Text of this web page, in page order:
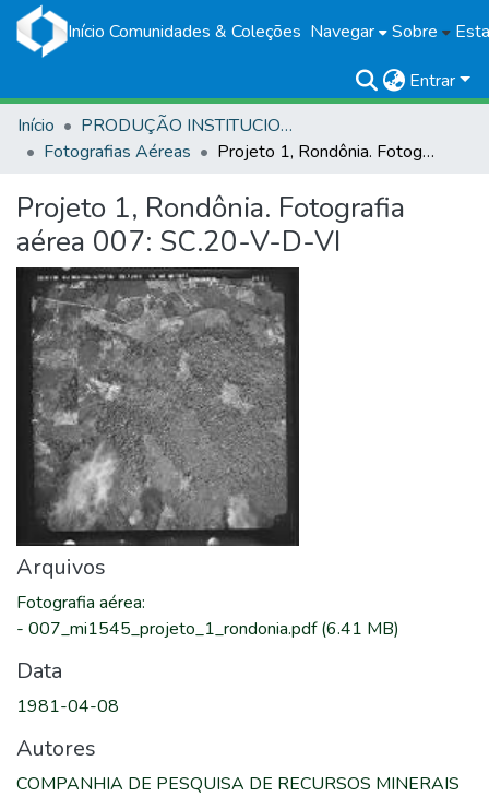
Início Comunidades & Coleções Navegar Sobre
Entrar
Início
PRODUÇÃO INSTITUCIONAL
Fotografias Aéreas
Projeto 1, Rondônia. Fotografia aérea 007: SC.20-V-D-VI
Projeto 1, Rondônia. Fotografia
aérea 007: SC.20-V-D-VI
Arquivos
Fotografia aérea:
- 007_mi1545_projeto_1_rondonia.pdf(6.41 MB)
Data
1981-04-08
Autores
COMPANHIA DE PESQUISA DE RECURSOS MINERAIS